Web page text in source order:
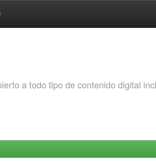
a todo tipo de contenido digital